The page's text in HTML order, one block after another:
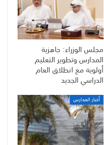
مجلس الوزراء: جاهزية
المدارس وتطوير التعليم
أولوية مع انطلاق العام
الدراسي الجديد
أخبار المدارس